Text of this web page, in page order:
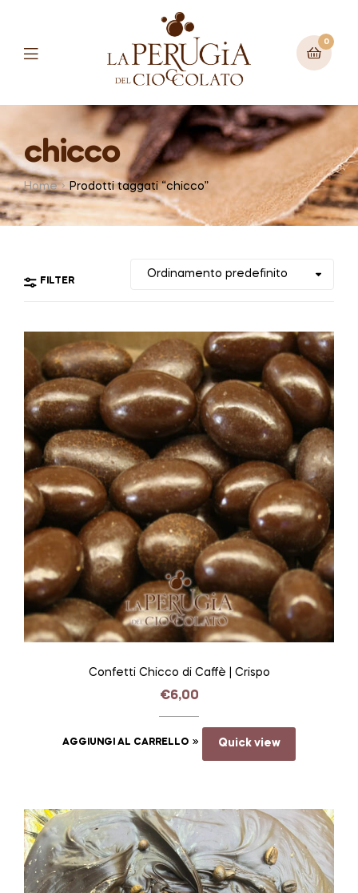
0
Menu
chicco
Home Prodotti taggati “chicco”
FILTER
Confetti Chicco di Caffè | Crispo
€6,00
AGGIUNGI AL CARRELLO Quick view